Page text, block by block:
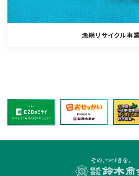
漁網リサイクル事